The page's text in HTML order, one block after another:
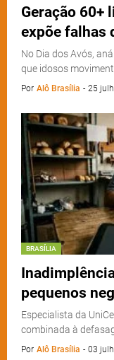
Geração 60+
expõe falhas
No Dia dos Avós,
que idosos
Por Alô Brasília - 25
BRASÍLIA
pequenos
Especialista da
combinada à
Por Alô Brasília - 03